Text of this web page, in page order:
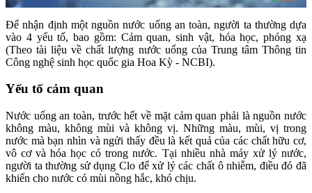
Để nhận định một nguồn nước uống an toàn, người ta thường dựa
vào 4 yếu tố, bao gồm: Cảm quan, sinh vật, hóa học, phóng xạ
(Theo tài liệu về chất lượng nước uống của Trung tâm Thông tin
Công nghệ sinh học quốc gia Hoa Kỳ - NCBI).
Yếu tố cảm quan
Nước uống an toàn, trước hết về mặt cảm quan phải là nguồn nước
không màu, không mùi và không vị. Những màu, mùi, vị trong
nước mà bạn nhìn và ngửi thấy đều là kết quả của các chất hữu cơ,
vô cơ và hóa học có trong nước. Tại nhiều nhà máy xử lý nước,
người ta thường sử dụng Clo để xử lý các chất ô nhiễm, điều đó đã
khiến cho nước có mùi nồng hắc, khó chịu.